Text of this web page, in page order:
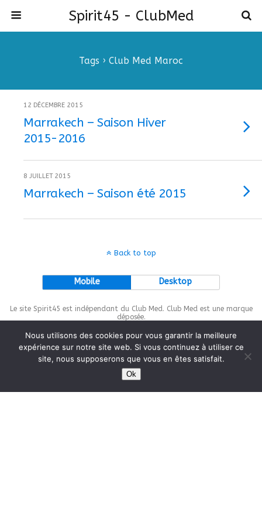
Spirit45 - ClubMed
Tags › Club Med Maroc
12 DÉCEMBRE 2015
Marrakech – Saison Hiver
2015-2016
8 JUILLET 2015
Marrakech – Saison été 2015
Back to top
Mobile Desktop
Le site Spirit45 est indépendant du Club Med. Club Med est une marque
déposée.
This site is protected bywp-copyrightpro.com
Nous utilisons des cookies pour vous garantir la meilleure
expérience sur notre site web. Si vous continuez à utiliser ce
site, nous supposerons que vous en êtes satisfait.
Ok